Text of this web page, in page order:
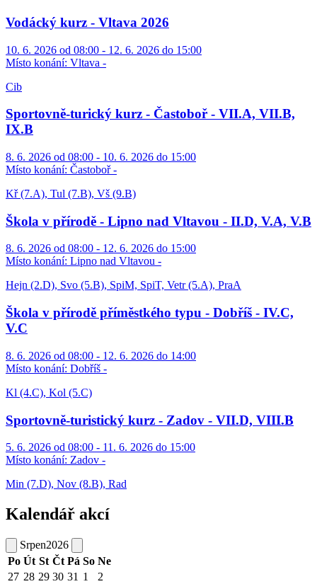
Vodácký kurz - Vltava 2026
10. 6. 2026 od 08:00 - 12. 6. 2026 do 15:00
Místo konání: Vltava -
Cib
Sportovně-turický kurz - Častoboř - VII.A, VII.B,
IX.B
8. 6. 2026 od 08:00 - 10. 6. 2026 do 15:00
Místo konání: Častoboř -
Kř (7.A), Tul (7.B), Vš (9.B)
Škola v přírodě - Lipno nad Vltavou - II.D, V.A, V.B
8. 6. 2026 od 08:00 - 12. 6. 2026 do 15:00
Místo konání: Lipno nad Vltavou -
Hejn (2.D), Svo (5.B), SpiM, SpiT, Vetr (5.A), PraA
Škola v přírodě příměstkého typu - Dobříš - IV.C,
V.C
8. 6. 2026 od 08:00 - 12. 6. 2026 do 14:00
Místo konání: Dobříš -
Kl (4.C), Kol (5.C)
Sportovně-turistický kurz - Zadov - VII.D, VIII.B
5. 6. 2026 od 08:00 - 11. 6. 2026 do 15:00
Místo konání: Zadov -
Min (7.D), Nov (8.B), Rad
Kalendář akcí
Srpen2026
Po Út St Čt Pá So Ne
27 28 29 30 31 1
2